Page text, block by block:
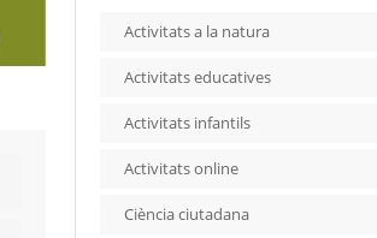
Activitats a la natura
Activitats educatives
Activitats infantils
Activitats online
Ciència ciutadana